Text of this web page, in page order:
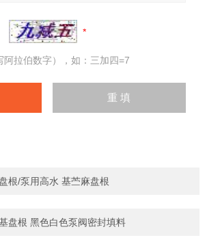
阿拉伯数字），如：三加四=7
根/泵用高水 基苎麻盘根
盘根 黑色白色泵阀密封填料